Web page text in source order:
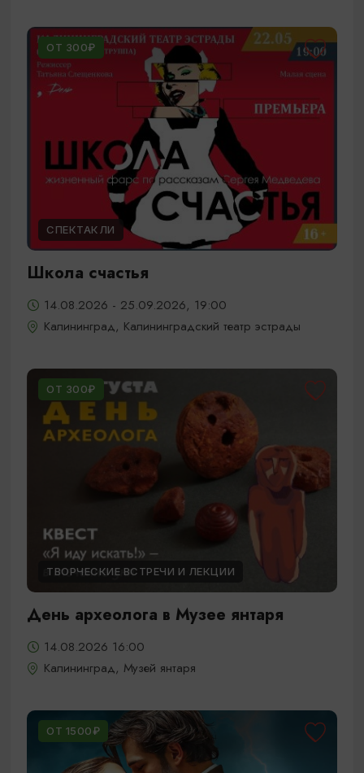
ОТ 300₽
СПЕКТАКЛИ
Школа счастья
14.08.2026 - 25.09.2026, 19:00
Калининград, Калининградский театр эстрады
ОТ 300₽
ТВОРЧЕСКИЕ ВСТРЕЧИ И ЛЕКЦИИ
День археолога в Музее янтаря
14.08.2026 16:00
Калининград, Музей янтаря
ОТ 1500₽